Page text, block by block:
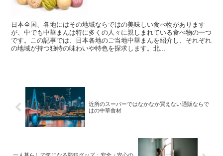
日本全国、各地にはその地域ならではの美味しい食べ物があります
が、中でも中華まんは特に多くの人々に親しまれている食べ物の一つ
です。この記事では、日本各地のご当地中華まんを紹介し、それぞれ
の地域が持つ独特の味わいや特色を探求します。北...
近所のスーパーではなかなか買えない通販ならで
はの中華食材